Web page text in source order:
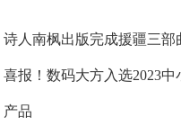
诗人南枫出版完成援疆三部
喜报！数码大方入选2023
产品